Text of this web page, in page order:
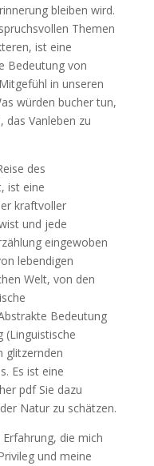
bleiben wird.
Themen
ist eine
Bedeutung von
in unseren
würden bucher tun,
das Vanleben zu
des
ist eine
kraftvoller
und jede
eingewoben
lebendigen
Welt, von den
Bedeutung
(Linguistische
glitzernden
Es ist eine
pdf Sie dazu
Natur zu schätzen.
die mich
und meine